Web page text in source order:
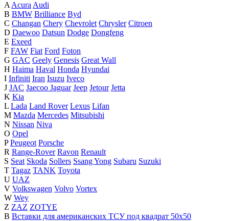
A Acura Audi
B BMW Brilliance Byd
C Changan Chery Chevrolet Chrysler Citroen
D Daewoo Datsun Dodge Dongfeng
E Exeed
F FAW Fiat Ford Foton
G GAC Geely Genesis Great Wall
H Haima Haval Honda Hyundai
I Infiniti Iran Isuzu Iveco
J JAC Jaecoo Jaguar Jeep Jetour Jetta
K Kia
L Lada Land Rover Lexus Lifan
M Mazda Mercedes Mitsubishi
N Nissan Niva
O Opel
P Peugeot Porsche
R Range-Rover Ravon Renault
S Seat Skoda Sollers Ssang Yong Subaru Suzuki
T Tagaz TANK Toyota
U UAZ
V Volkswagen Volvo Vortex
W Wey
Z ZAZ ZOTYE
В Вставки для американских ТСУ под квадрат 50х50